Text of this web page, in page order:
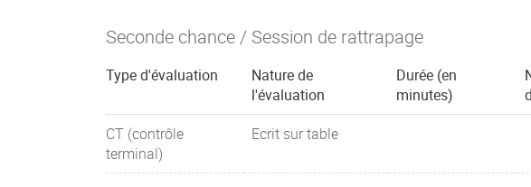
Seconde chance / Session de rattrapage
Type d'évaluation
Nature de
l'évaluation
Durée (en
minutes)
CT (contrôle
terminal)
Ecrit sur table